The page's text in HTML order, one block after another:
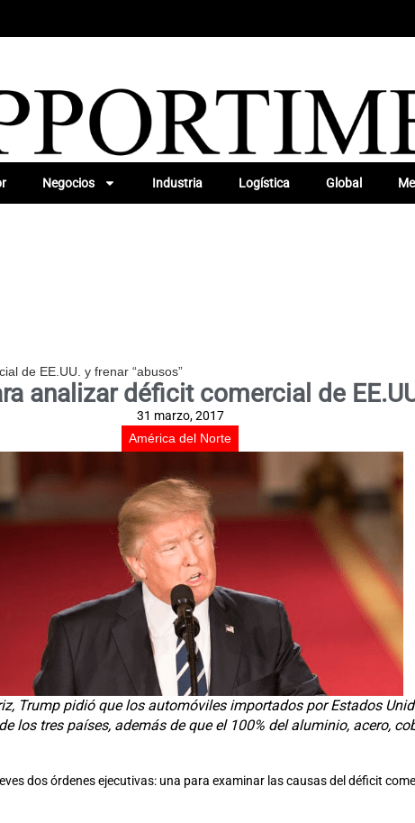
Negocios Industria Logística Global
de EE.UU. y frenar “abusos”
analizar déficit comercial de
31 marzo, 2017
América del Norte
Trump pidió que los automóviles importados por Estados
los tres países, además de que el 100% del aluminio, acero,
dos órdenes ejecutivas: una para examinar las causas del déficit